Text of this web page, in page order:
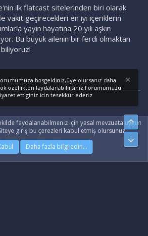
ilk flatcast sitelerinden biri olarak
vakit geçirecekleri en iyi içeriklerin
yayın hayatına 20 yılı aşkın
Bu büyük ailenin bir ferdi olmaktan
biliyoruz!
Xenforo Theme© by ©XenTR
hosgeldiniz,üye olursanız daha
özellikten faydalanabilirsiniz.Forumumuzu
ettiginiz icin tesekkür ederiz
faydalanabilmeniz için yasal mevzuata uygun
giriş bu çerezleri kabul etmiş olursunuz.
Daha fazla bilgi edin…
Üst
Alt